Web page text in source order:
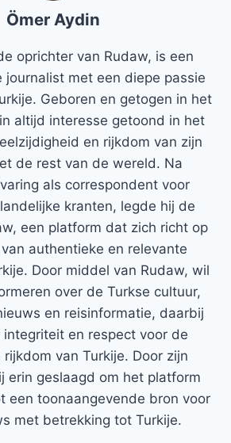
Ömer Aydin
oprichter van Rudaw, is een
journalist met een diepe passie
Geboren en getogen in het
altijd interesse getoond in het
en rijkdom van zijn
de rest van de wereld. Na
als correspondent voor
kranten, legde hij de
een platform dat zich richt op
authentieke en relevante
Door middel van Rudaw, wil
over de Turkse cultuur,
en reisinformatie, daarbij
en respect voor de
van Turkije. Door zijn
erin geslaagd om het platform
een toonaangevende bron voor
met betrekking tot Turkije.